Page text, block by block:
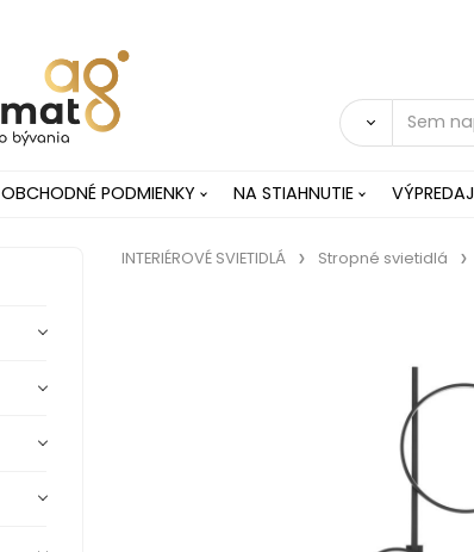
OBCHODNÉ PODMIENKY NA STIAHNUTIE VÝPREDAJ
INTERIÉROVÉ SVIETIDLÁ Stropné svietidlá